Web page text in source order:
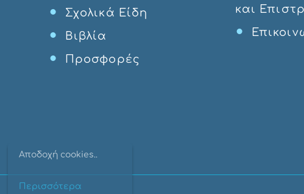
Σχολικά Είδη
Βιβλία
Προσφορές
και
Αποδοχή cookies..
Περισσότερα